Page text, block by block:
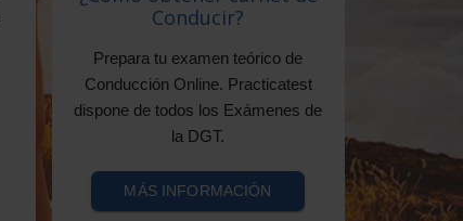
Conducir?
Prepara tu examen teórico de
Conducción Online. Practicatest
dispone de todos los Exámenes de
la DGT.
MÁS INFORMACIÓN